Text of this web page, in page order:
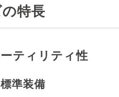
特長
ティリティ性
準装備